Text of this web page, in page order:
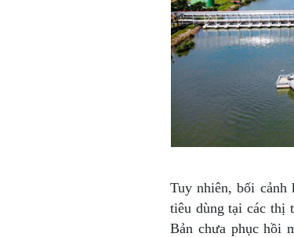
Tuy nhiên, bối
tiêu dùng tại các thị
Bản chưa phục hồi